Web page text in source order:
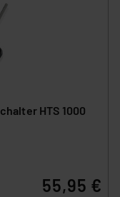
HTS 1000
55,95 €